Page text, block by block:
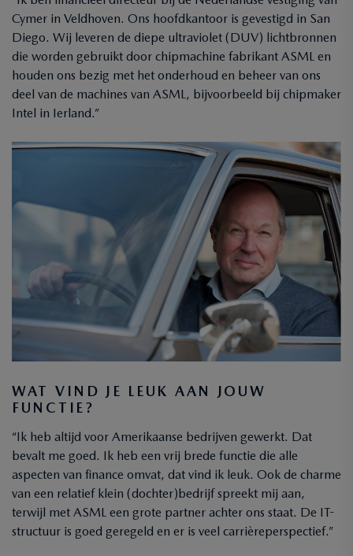
Cymer in Veldhoven. Ons hoofdkantoor is gevestigd in San
Diego. Wij leveren de diepe ultraviolet (DUV) lichtbronnen
die worden gebruikt door chipmachine fabrikant ASML en
houden ons bezig met het onderhoud en beheer van ons
deel van de machines van ASML, bijvoorbeeld bij chipmaker
Intel in Ierland.”
WAT VIND JE LEUK AAN JOUW
FUNCTIE?
“Ik heb altijd voor Amerikaanse bedrijven gewerkt. Dat
bevalt me goed. Ik heb een vrij brede functie die alle
aspecten van finance omvat, dat vind ik leuk. Ook de charme
van een relatief klein (dochter)bedrijf spreekt mij aan,
terwijl met ASML een grote partner achter ons staat. De IT-
structuur is goed geregeld en er is veel carrièreperspectief.”